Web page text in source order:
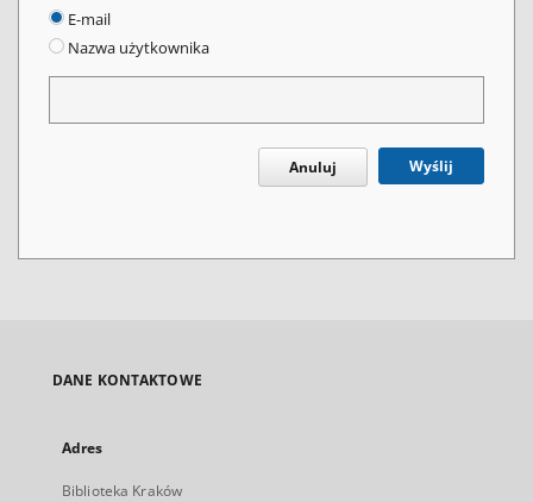
E-mail
Nazwa użytkownika
Anuluj Wyślij
DANE KONTAKTOWE
Adres
Biblioteka Kraków